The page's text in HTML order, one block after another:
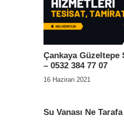
Çankaya Güzeltepe
– 0532 384 77 07
16 Haziran 2021
Su Vanası Ne Tarafa